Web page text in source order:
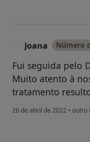
Joana Número
Fui seguida pelo
Muito atento à
tratamento
26 de abril de 2022 • outro